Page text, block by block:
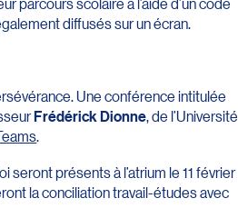
diffusés sur un écran.
Une conférence intitulée
Frédérick Dionne, de l’Université
.
présents à l’atrium le 11 février
la conciliation travail-études avec